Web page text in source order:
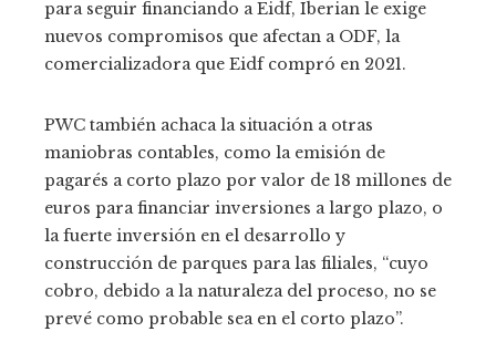
para seguir financiando a Eidf, Iberian le exige
nuevos compromisos que afectan a ODF, la
comercializadora que Eidf compró en 2021.
PWC también achaca la situación a otras
maniobras contables, como la emisión de
pagarés a corto plazo por valor de 18 millones de
euros para financiar inversiones a largo plazo, o
la fuerte inversión en el desarrollo y
construcción de parques para las filiales, “cuyo
cobro, debido a la naturaleza del proceso, no se
prevé como probable sea en el corto plazo”.